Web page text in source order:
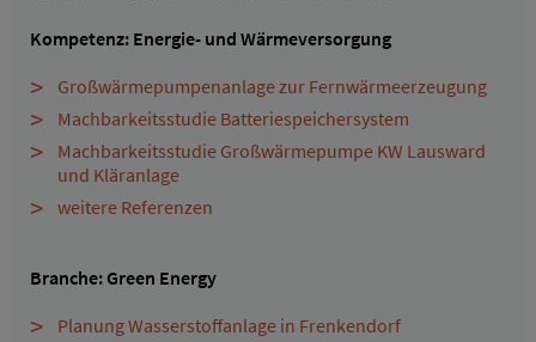
Kompetenz: Energie- und Wärmeversorgung
Großwärmepumpenanlage zur Fernwärmeerzeugung
Machbarkeitsstudie Batteriespeichersystem
Machbarkeitsstudie Großwärmepumpe KW Lausward
und Kläranlage
weitere Referenzen
Branche: Green Energy
Planung Wasserstoffanlage in Frenkendorf